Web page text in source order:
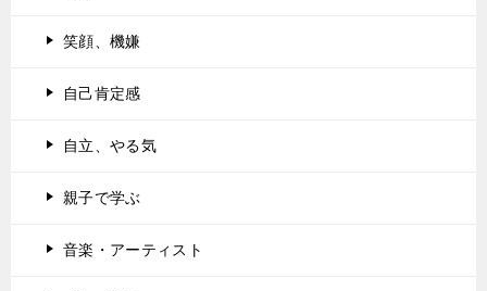
笑顔、機嫌
自己肯定感
自立、やる気
親子で学ぶ
音楽・アーティスト